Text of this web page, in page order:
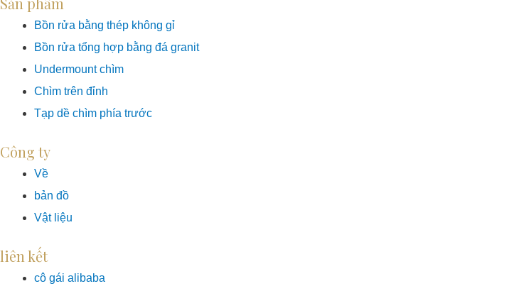
Bồn rửa bằng thép không gỉ
Bồn rửa tổng hợp bằng đá granit
Undermount chìm
Chìm trên đỉnh
Tạp dề chìm phía trước
Công ty
Về
bản đồ
Vật liệu
liên kết
cô gái alibaba